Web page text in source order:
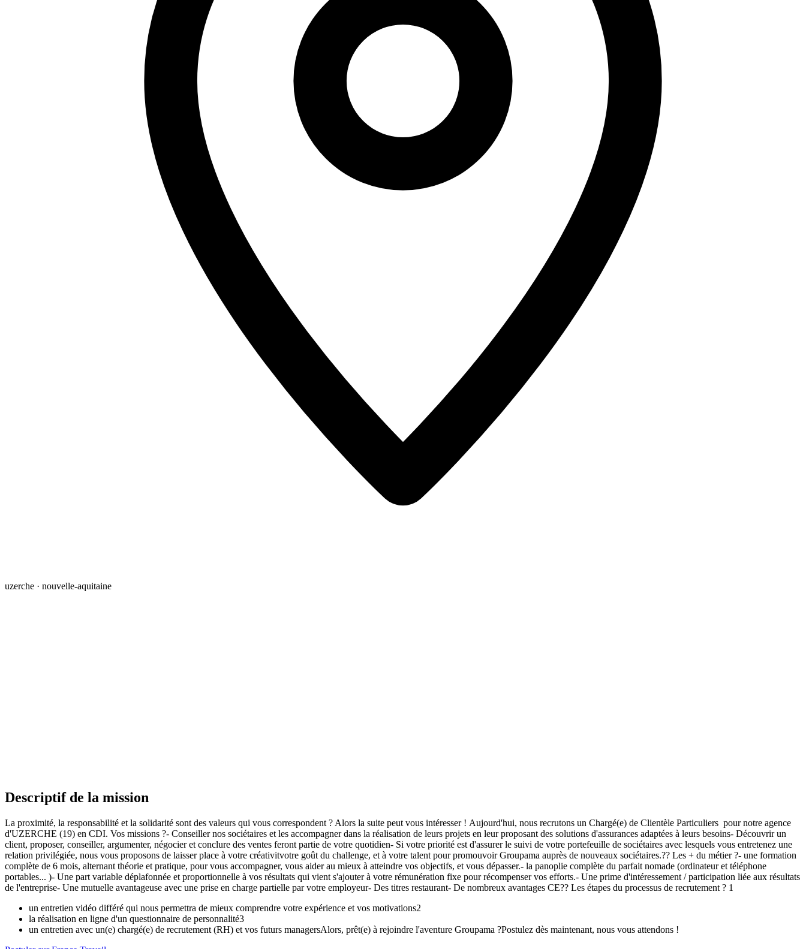
uzerche · nouvelle-aquitaine
Descriptif de la mission
La proximité, la responsabilité et la solidarité sont des valeurs qui vous correspondent ? Alors la suite peut vous intéresser ! Aujourd'hui, nous recrutons un Chargé(e) de Clientèle Particuliers pour notre agence
d'UZERCHE (19) en CDI. Vos missions ?- Conseiller nos sociétaires et les accompagner dans la réalisation de leurs projets en leur proposant des solutions d'assurances adaptées à leurs besoins- Découvrir un
client, proposer, conseiller, argumenter, négocier et conclure des ventes feront partie de votre quotidien- Si votre priorité est d'assurer le suivi de votre portefeuille de sociétaires avec lesquels vous entretenez une
relation privilégiée, nous vous proposons de laisser place à votre créativitvotre goût du challenge, et à votre talent pour promouvoir Groupama auprès de nouveaux sociétaires.?? Les + du métier ?- une formation
complète de 6 mois, alternant théorie et pratique, pour vous accompagner, vous aider au mieux à atteindre vos objectifs, et vous dépasser.- la panoplie complète du parfait nomade (ordinateur et téléphone
portables... )- Une part variable déplafonnée et proportionnelle à vos résultats qui vient s'ajouter à votre rémunération fixe pour récompenser vos efforts.- Une prime d'intéressement / participation liée aux résultats
de l'entreprise- Une mutuelle avantageuse avec une prise en charge partielle par votre employeur- Des titres restaurant- De nombreux avantages CE?? Les étapes du processus de recrutement ? 1
un entretien vidéo différé qui nous permettra de mieux comprendre votre expérience et vos motivations2
la réalisation en ligne d'un questionnaire de personnalité3
un entretien avec un(e) chargé(e) de recrutement (RH) et vos futurs managersAlors, prêt(e) à rejoindre l'aventure Groupama ?Postulez dès maintenant, nous vous attendons !